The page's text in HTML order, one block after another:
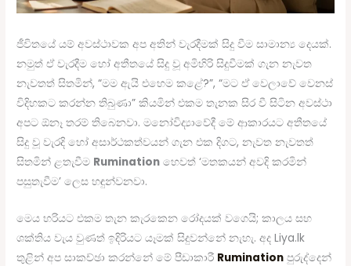
ජීවිතයේ යම් අවස්ථාවක අප අතින් වැරදීමක් සිදු වීම සාමාන්‍ය දෙයක්.
නමුත් ඒ වැරදීම හෝ අතීතයේ සිදු වූ අමිහිරි සිදුවීමක් ගැන නැවත
නැවතත් සිතමින්, “මම ඇයි එහෙම කළේ?”, “මට ඒ වෙලාවේ වෙනස්
විදිහකට කරන්න තිබුණා” කියමින් එකම තැනක සිර වී සිටින අවස්ථා
අපට ඕනෑ තරම් තිබෙනවා. මනෝවිද්‍යාවේදී මේ ආකාරයට අතීතයේ
සිදු වූ වැරදි හෝ අසාර්ථකත්වයන් ගැන එක දිගට, නැවත නැවතත්
සිතමින් ළතැවීම Rumination හෙවත් ‘මතකයන් අවදි කරමින්
පසුතැවීම’ ලෙස හඳුන්වනවා.
මෙය හරියට එකම තැන කැරකෙන රෝදයක් වගෙයි; කාලය සහ
ශක්තිය වැය වුණත් ඉදිරියට යෑමක් සිදුවන්නේ නැහැ. අද Liya.lk
තුළින් අප සාකච්ඡා කරන්නේ මේ පීඩාකාරී Rumination පුරුද්දෙන්